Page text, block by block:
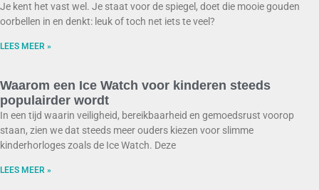
Je kent het vast wel. Je staat voor de spiegel, doet die mooie gouden
oorbellen in en denkt: leuk of toch net iets te veel?
LEES MEER »
Waarom een Ice Watch voor kinderen steeds
populairder wordt
In een tijd waarin veiligheid, bereikbaarheid en gemoedsrust voorop
staan, zien we dat steeds meer ouders kiezen voor slimme
kinderhorloges zoals de Ice Watch. Deze
LEES MEER »